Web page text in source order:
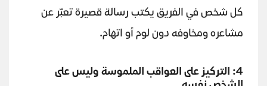
كل شخص في الفريق يكتب رسالة قصيرة تعبّر عن
مشاعره ومخاوفه دون لوم أو اتهام.
4: التركيز على العواقب الملموسة وليس على